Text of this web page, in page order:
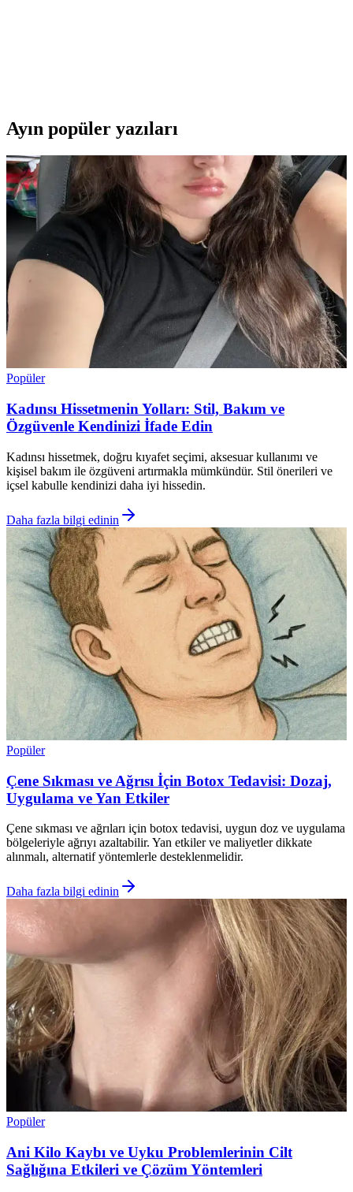
Ayın popüler yazıları
Popüler
Kadınsı Hissetmenin Yolları: Stil, Bakım ve
Özgüvenle Kendinizi İfade Edin
Kadınsı hissetmek, doğru kıyafet seçimi, aksesuar kullanımı ve
kişisel bakım ile özgüveni artırmakla mümkündür. Stil önerileri ve
içsel kabulle kendinizi daha iyi hissedin.
Daha fazla bilgi edinin
Popüler
Çene Sıkması ve Ağrısı İçin Botox Tedavisi: Dozaj,
Uygulama ve Yan Etkiler
Çene sıkması ve ağrıları için botox tedavisi, uygun doz ve uygulama
bölgeleriyle ağrıyı azaltabilir. Yan etkiler ve maliyetler dikkate
alınmalı, alternatif yöntemlerle desteklenmelidir.
Daha fazla bilgi edinin
Popüler
Ani Kilo Kaybı ve Uyku Problemlerinin Cilt
Sağlığına Etkileri ve Çözüm Yöntemleri